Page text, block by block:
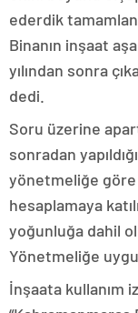
ederdik
Binanın inşaat
yılından sonra
dedi.
Soru üzerine
sonradan
yönetmeliğe
hesaplamaya
yoğunluğa dahil
Yönetmeliğe
İnşaata kullanım